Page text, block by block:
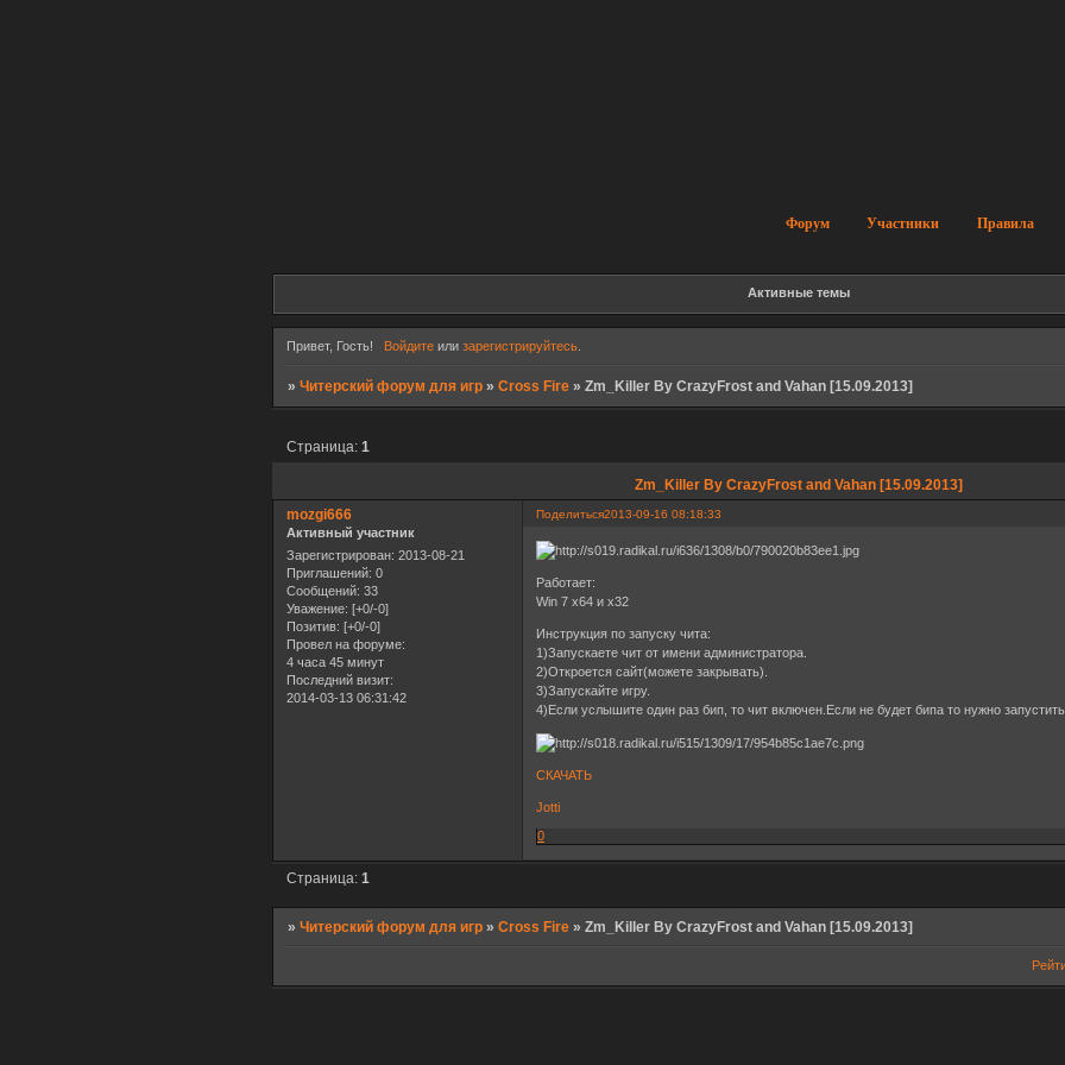
Форум Участники Правила
Активные темы
Привет, Гость! Войдитеили зарегистрируйтесь.
»Читерский форум для игр »Cross Fire »Zm_Killer By CrazyFrost and Vahan [15.09.2013]
Zm_Killer By CrazyFrost and Vahan [15.09.2013]
Страница:1
Поделиться2013-09-16 08:18:33
mozgi666
Активный участник
Зарегистрирован: 2013-08-21
Приглашений: 0
Сообщений: 33
Уважение: [+0/-0]
Позитив: [+0/-0]
Провел на форуме:
4 часа 45 минут
Последний визит:
2014-03-13 06:31:42
Работает:
Win 7 x64 и x32
Инструкция по запуску чита:
1)Запускаете чит от имени администратора.
2)Откроется сайт(можете закрывать).
3)Запускайте игру.
4)Если услышите один раз бип, то чит включен.Если не будет бипа то нужно запустить
СКАЧАТЬ
Jotti
0
Страница:1
»Читерский форум для игр »Cross Fire »Zm_Killer By CrazyFrost and Vahan [15.09.2013]